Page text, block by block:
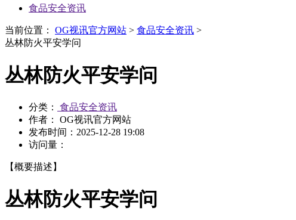
食品安全资讯
当前位置： OG视讯官方网站 > 食品安全资讯 >
丛林防火平安学问
丛林防火平安学问
分类：
食品安全资讯
作者： OG视讯官方网站
发布时间： 2025-12-28 19:08
访问量：
【概要描述】
丛林防火平安学问